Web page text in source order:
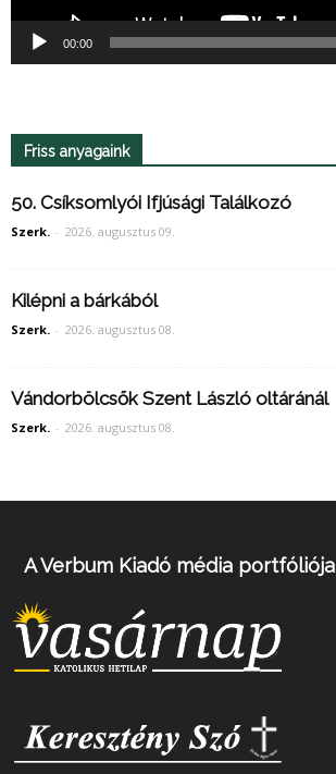
00:00
Friss anyagaink
50. Csíksomlyói Ifjúsági Találkozó
Szerk. - 2026. augusztus 09.
Kilépni a bárkából
Szerk. - 2026. augusztus 08.
Vándorbölcsők Szent László oltáránál
Szerk. - 2026. augusztus 08.
A Verbum Kiadó média portfóliója